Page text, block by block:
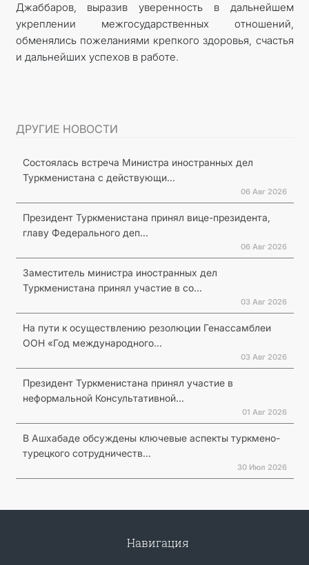
Джаббаров, выразив уверенность в дальнейшем
укреплении межгосударственных отношений,
обменялись пожеланиями крепкого здоровья, счастья
и дальнейших успехов в работе.
ДРУГИЕ НОВОСТИ
Состоялась встреча Министра иностранных дел
Туркменистана с действующи...
06 Авг 2026
Президент Туркменистана принял вице-президента,
главу Федерального деп...
06 Авг 2026
Заместитель министра иностранных дел
Туркменистана принял участие в со...
03 Авг 2026
На пути к осуществлению резолюции Генассамблеи
ООН «Год международного...
03 Авг 2026
Президент Туркменистана принял участие в
неформальной Консультативной...
01 Авг 2026
В Ашхабаде обсуждены ключевые аспекты туркмено-
турецкого сотрудничеств...
30 Июл 2026
Навигация